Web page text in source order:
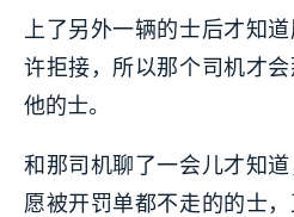
上了另外一辆的士后才知
许拒接，所以那个司机才
他的士。
和那司机聊了一会儿才知
愿被开罚单都不走的的士